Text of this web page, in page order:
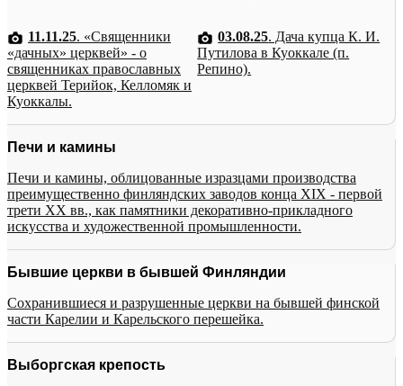
11.11.25. «Священники
«дачных» церквей» - о
священниках православных
церквей Терийок, Келломяк и
Куоккалы.
03.08.25. Дача купца К. И.
Путилова в Куоккале (п.
Репино).
Печи и камины
Печи и камины, облицованные изразцами производства
преимущественно финляндских заводов конца XIX - первой
трети XX вв., как памятники декоративно-прикладного
искусства и художественной промышленности.
Бывшие церкви в бывшей Финляндии
Сохранившиеся и разрушенные церкви на бывшей финской
части Карелии и Карельского перешейка.
Выборгская крепость